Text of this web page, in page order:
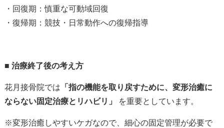
・回復期：慎重な可動域回復
・復帰期：競技・日常動作への復帰指導
■ 治療終了後の考え方
花月接骨院では 「指の機能を取り戻すために、変形治癒に
ならない固定治療とリハビリ」
を重要としています。
※変形治癒しやすいケガなので、細心の固定管理が必要で